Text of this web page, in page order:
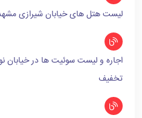
لیست هتل های خیابان شیرازی
تخفیف